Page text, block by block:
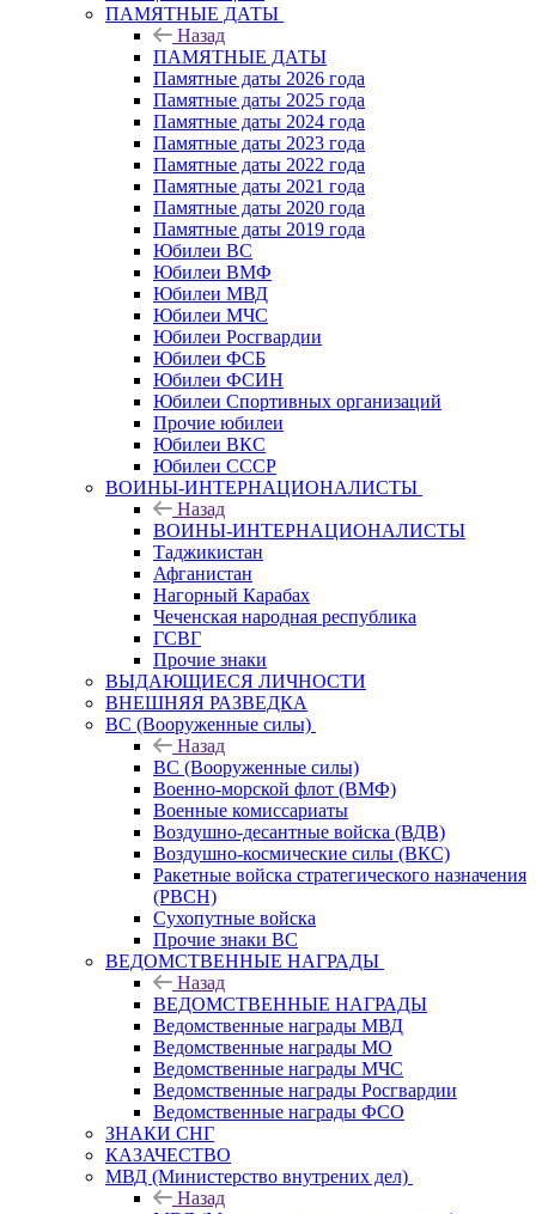
ПАМЯТНЫЕ ДАТЫ
Назад
ПАМЯТНЫЕ ДАТЫ
Памятные даты 2026 года
Памятные даты 2025 года
Памятные даты 2024 года
Памятные даты 2023 года
Памятные даты 2022 года
Памятные даты 2021 года
Памятные даты 2020 года
Памятные даты 2019 года
Юбилеи ВС
Юбилеи ВМФ
Юбилеи МВД
Юбилеи МЧС
Юбилеи Росгвардии
Юбилеи ФСБ
Юбилеи ФСИН
Юбилеи Спортивных организаций
Прочие юбилеи
Юбилеи ВКС
Юбилеи СССР
ВОИНЫ-ИНТЕРНАЦИОНАЛИСТЫ
Назад
ВОИНЫ-ИНТЕРНАЦИОНАЛИСТЫ
Таджикистан
Афганистан
Нагорный Карабах
Чеченская народная республика
ГСВГ
Прочие знаки
ВЫДАЮЩИЕСЯ ЛИЧНОСТИ
ВНЕШНЯЯ РАЗВЕДКА
ВС (Вооруженные силы)
Назад
ВС (Вооруженные силы)
Военно-морской флот (ВМФ)
Военные комиссариаты
Воздушно-десантные войска (ВДВ)
Воздушно-космические силы (ВКС)
Ракетные войска стратегического назначения
(РВСН)
Сухопутные войска
Прочие знаки ВС
ВЕДОМСТВЕННЫЕ НАГРАДЫ
Назад
ВЕДОМСТВЕННЫЕ НАГРАДЫ
Ведомственные награды МВД
Ведомственные награды МО
Ведомственные награды МЧС
Ведомственные награды Росгвардии
Ведомственные награды ФСО
ЗНАКИ СНГ
КАЗАЧЕСТВО
МВД (Министерство внутрених дел)
Назад